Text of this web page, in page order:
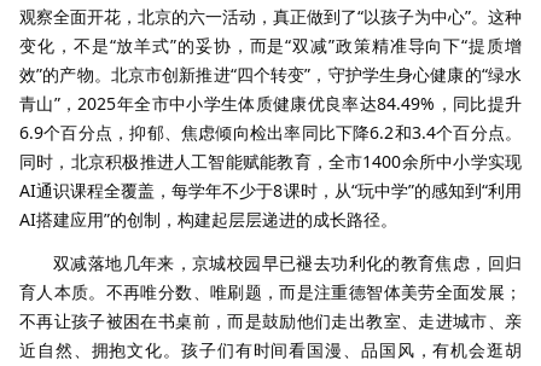
观察全面开花，北京的六一活动，真正做到了“以孩子为中心”。这种
变化，不是“放羊式”的妥协，而是“双减”政策精准导向下“提质增
效”的产物。北京市创新推进“四个转变”，守护学生身心健康的“绿水
青山”，2025年全市中小学生体质健康优良率达84.49%，同比提升
6.9个百分点，抑郁、焦虑倾向检出率同比下降6.2和3.4个百分点。
同时，北京积极推进人工智能赋能教育，全市1400余所中小学实现
AI通识课程全覆盖，每学年不少于8课时，从“玩中学”的感知到“利用
AI搭建应用”的创制，构建起层层递进的成长路径。
双减落地几年来，京城校园早已褪去功利化的教育焦虑，回归
育人本质。不再唯分数、唯刷题，而是注重德智体美劳全面发展；
不再让孩子被困在书桌前，而是鼓励他们走出教室、走进城市、亲
近自然、拥抱文化。孩子们有时间看国漫、品国风，有机会逛胡